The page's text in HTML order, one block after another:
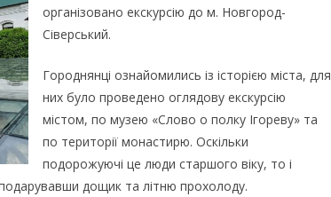
організовано екскурсію до м. Новгород-
Сіверський.
Городнянці ознайомились із історією міста, для
них було проведено оглядову екскурсію
містом, по музею «Слово о полку Ігореву» та
по території монастирю. Оскільки
подорожуючі це люди старшого віку, то і
дощик та літню прохолоду.